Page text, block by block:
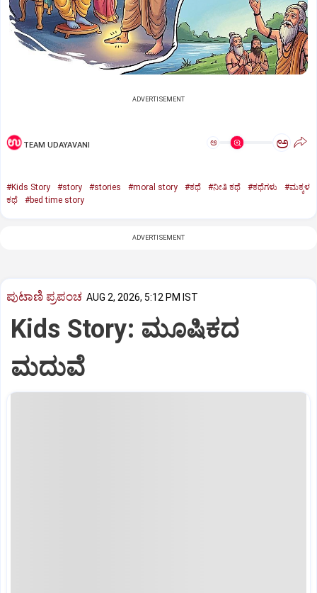
ADVERTISEMENT
TEAM UDAYAVANI ಅ ಅ
#Kids Story #story #stories #moral story #ಕಥೆ #ನೀತಿ ಕಥೆ #ಕಥೆಗಳು
#ಮಕ್ಕಳ
ಕಥೆ
#bed time story
ADVERTISEMENT
ಪುಟಾಣಿ ಪ್ರಪಂಚ AUG 2, 2026, 5:12 PM IST
Kids Story: ಮೂಷಿಕದ
ಮದುವೆ